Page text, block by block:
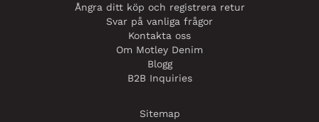
Ångra ditt köp och registrera retur
Svar på vanliga frågor
Kontakta oss
Om Motley Denim
Blogg
B2B Inquiries
Sitemap